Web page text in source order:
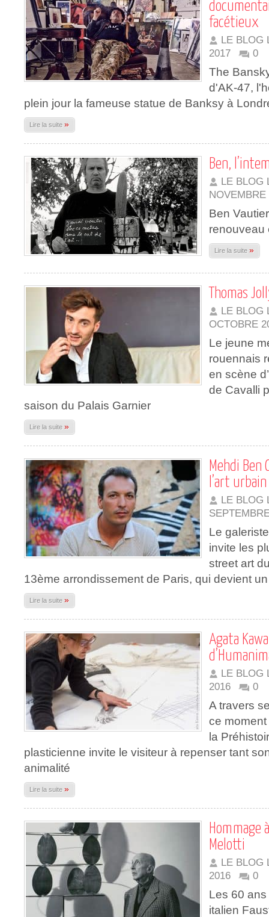
facétieux
LE BLOG
2017
0
The
d'AK-47,
plein jour la fameuse statue de Banksy à
Lire la suite»
Ben,
LE BLOG
NOVEMBRE
Ben
renouveau
Lire la suite»
Thomas
LE BLOG
OCTOBRE
Le jeune
rouennais
en scène
de Cavalli
saison du Palais Garnier
Lire la suite»
Mehdi Ben
l’art urbain
LE BLOG
Le
invite les
street art
13ème arrondissement de Paris, qui devient
Lire la suite»
Agata
LE BLOG
2016
0
A travers
ce
la
plasticienne invite le visiteur à repenser tant
animalité
Lire la suite»
Hommage
Melotti
LE BLOG
2016
0
Les 60
italien